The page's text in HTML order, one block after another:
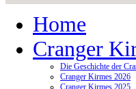
Home
Cranger
Die Geschichte der
Cranger Kirmes 2026
Cranger Kirmes 2025